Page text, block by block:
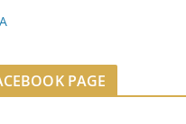
PAGE